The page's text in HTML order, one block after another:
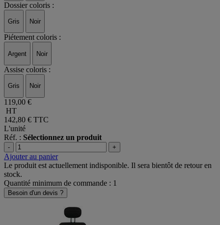
Dossier coloris :
Gris Noir
Piétement coloris :
Argent Noir
Assise coloris :
Gris Noir
119,00 €
HT
142,80 € TTC
L'unité
Réf. : Sélectionnez un produit
- +
Ajouter au panier
Le produit est actuellement indisponible. Il sera bientôt de retour en
stock.
Quantité minimum de commande : 1
Besoin d'un devis ?